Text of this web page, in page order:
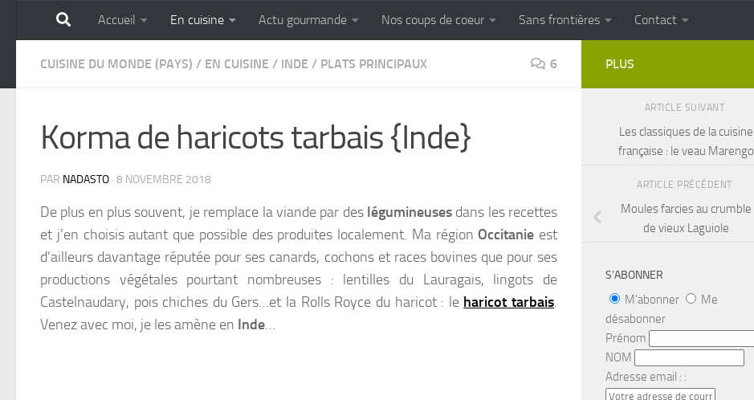
Skip to content
GOURMANDISE SANS FRONTIERES Cuisine populaire des terroirs
Accueil En cuisine Actu gourmande Nos coups de coeur Sans frontières Contact
CUISINE DU MONDE (PAYS) / EN CUISINE / INDE / PLATS PRINCIPAUX 6
Korma de haricots tarbais {Inde}
PAR NADASTO · 8 NOVEMBRE 2018
De plus en plus souvent, je remplace la viande par des légumineusesdans les recettes
et j’en choisis autant que possible des produites localement. Ma région Occitanie est
d’ailleurs davantage réputée pour ses canards, cochons et races bovines que pour ses
productions végétales pourtant nombreuses : lentilles du Lauragais, lingots de
Castelnaudary, pois chiches du Gers…et la Rolls Royce du haricot : le haricot tarbais.
Venez avec moi, je les amène en Inde…
PLUS
ARTICLE SUIVANT
Les classiques de la cuisine
française : le veau Marengo
ARTICLE PRÉCÉDENT
Moules farcies au crumble
de vieux Laguiole
S’ABONNER
M'abonner
Me
désabonner
Prénom
NOM
Adresse email : :